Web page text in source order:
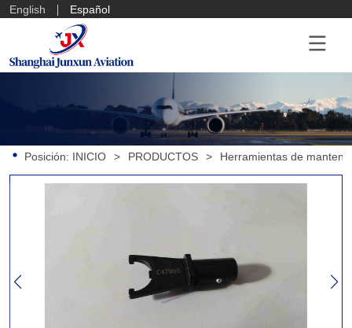
English Español
Posición: INICIO > PRODUCTOS > Herramientas de